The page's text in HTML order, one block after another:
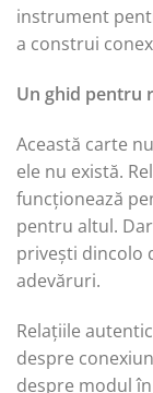
instrument
a construi
Un ghid pentru
Această carte
ele nu există.
funcționează
pentru altul.
privești dincolo
adevăruri.
Relațiile
despre
despre modul